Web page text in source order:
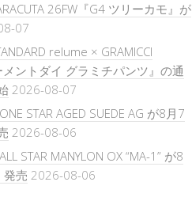
26FW『G4 ツリーカモ』が
07
relume × GRAMICCI
ントダイ グラミチパンツ』の通
2026-08-07
STAR AGED SUEDE AG が8月7
2026-08-06
STAR MANYLON OX “MA-1” が8
発売 2026-08-06